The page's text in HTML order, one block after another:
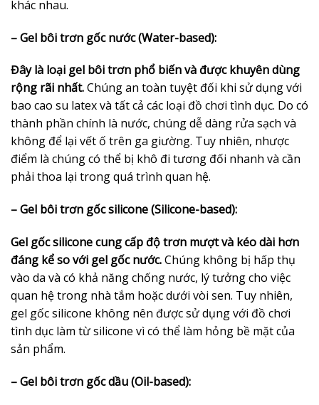
khác nhau.
– Gel bôi trơn gốc nước (Water-based):
Đây là loại gel bôi trơn phổ biến và được khuyên dùng
rộng rãi nhất.Chúng an toàn tuyệt đối khi sử dụng với
bao cao su latex và tất cả các loại đồ chơi tình dục. Do có
thành phần chính là nước, chúng dễ dàng rửa sạch và
không để lại vết ố trên ga giường. Tuy nhiên, nhược
điểm là chúng có thể bị khô đi tương đối nhanh và cần
phải thoa lại trong quá trình quan hệ.
– Gel bôi trơn gốc silicone (Silicone-based):
Gel gốc silicone cung cấp độ trơn mượt và kéo dài hơn
đáng kể so với gel gốc nước.Chúng không bị hấp thụ
vào da và có khả năng chống nước, lý tưởng cho việc
quan hệ trong nhà tắm hoặc dưới vòi sen. Tuy nhiên,
gel gốc silicone không nên được sử dụng với đồ chơi
tình dục làm từ silicone vì có thể làm hỏng bề mặt của
sản phẩm.
– Gel bôi trơn gốc dầu (Oil-based):